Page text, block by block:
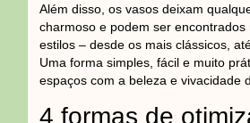
Além disso, os vasos deixam
charmoso e podem ser encontrados
estilos – desde os mais clássicos,
Uma forma simples, fácil e muito
espaços com a beleza e vivacidade
4 formas de